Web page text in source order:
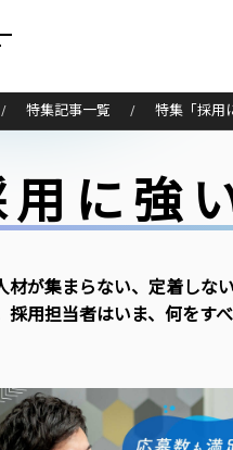
特集記事一覧 特集「採用
用に強
材が集まらない、定着しな
採用担当者はいま、何をす